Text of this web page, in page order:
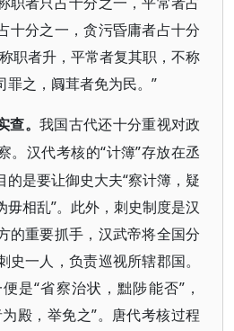
十分之一，贪污昏庸者占十分
职者升，平常者复其职，不称
罪之，阘茸者免为民。”
查。我国古代还十分重视对政
。汉代考核的“计簿”存放在丞
是要让御史大夫“察计簿，疑
相乱”。此外，刺史制度是汉
的重要抓手，汉武帝将全国分
史一人，负责巡视所辖郡国。
是“省察治状，黜陟能否”，
殿，举免之”。唐代考核过程